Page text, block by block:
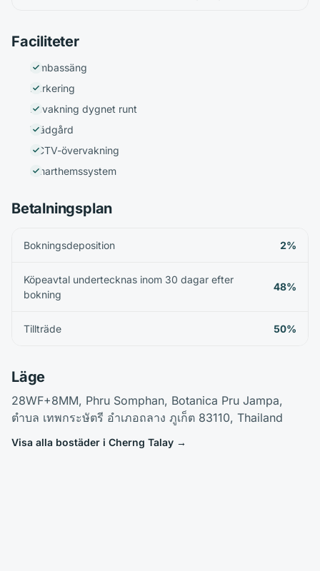
Faciliteter
Simbassäng
Parkering
Bevakning dygnet runt
Trädgård
CCTV-övervakning
Smarthemssystem
Betalningsplan
Bokningsdeposition 2%
Köpeavtal undertecknas inom 30 dagar efter
bokning
48%
Tillträde 50%
Läge
28WF+8MM, Phru Somphan, Botanica Pru Jampa,
ตำบล เทพกระษัตรี อำเภอถลาง ภูเก็ต 83110, Thailand
Visa alla bostäder i Cherng Talay →